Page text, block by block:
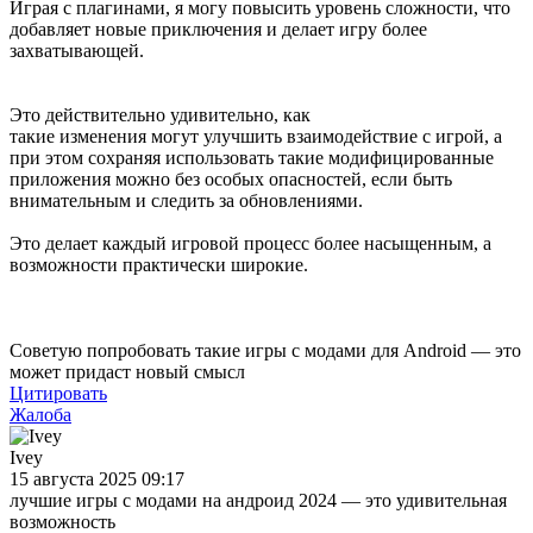
Играя с плагинами, я могу повысить уровень сложности, что
добавляет новые приключения и делает игру более
захватывающей.
Это действительно удивительно, как
такие изменения могут улучшить взаимодействие с игрой, а
при этом сохраняя использовать такие модифицированные
приложения можно без особых опасностей, если быть
внимательным и следить за обновлениями.
Это делает каждый игровой процесс более насыщенным, а
возможности практически широкие.
Советую попробовать такие игры с модами для Android — это
может придаст новый смысл
Цитировать
Жалоба
Ivey
15 августа 2025 09:17
лучшие игры с модами на андроид 2024 — это удивительная
возможность